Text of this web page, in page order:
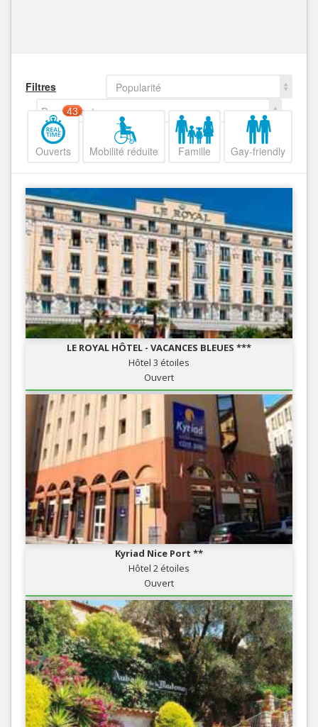
Filtres
Popularité
Decroissant
Ouverts
43
Mobilité réduite Famille Gay-friendly
LE ROYAL HÔTEL - VACANCES BLEUES ***
Hôtel 3 étoiles
Ouvert
Kyriad Nice Port **
Hôtel 2 étoiles
Ouvert